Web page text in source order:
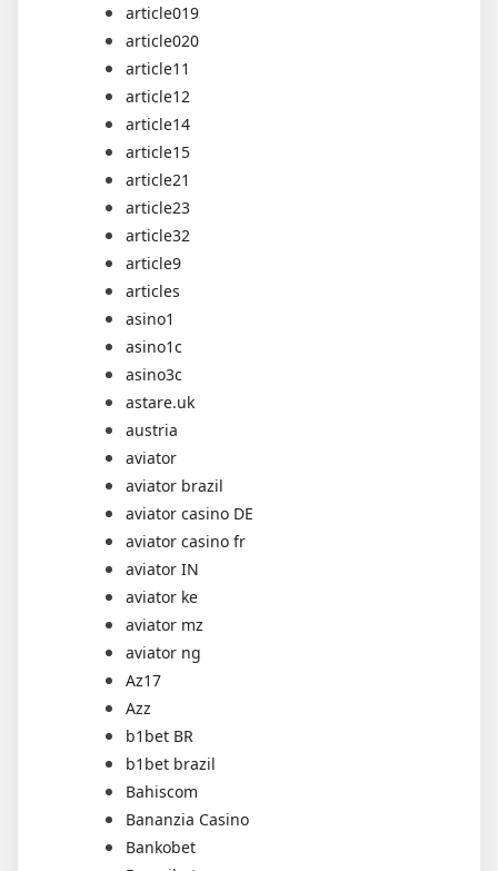
article019
article020
article11
article12
article14
article15
article21
article23
article32
article9
articles
asino1
asino1c
asino3c
astare.uk
austria
aviator
aviator brazil
aviator casino DE
aviator casino fr
aviator IN
aviator ke
aviator mz
aviator ng
Az17
Azz
b1bet BR
b1bet brazil
Bahiscom
Bananzia Casino
Bankobet